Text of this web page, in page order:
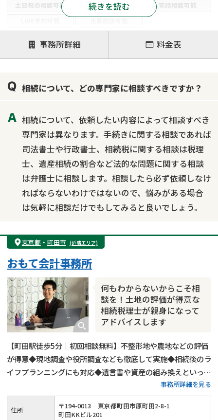
土日祝の相談可能
19時以降電話可能
電話相談可能
注力案件
遺言書作成・遺言執行
相続放棄
相続登記
相続手続き
銀行手続き
家族信託
相続人調査
相続財産調査
不動産評価(相続不動産)
相続トラブル
続きを読む
事務所詳細 料金表
相続について、どの専門家に相談すべきですか？
相続について、依頼したい内容によって相談すべき
専門家は異なります。手続きに関する相談であれば
司法書士や行政書士、相続税に関する相談は税理
士、遺産相続の割合など法的な問題に関する相談
は弁護士に相談します。相談したら必ず依頼しなけ
ればならないわけではないので、悩みがある場合
は気軽に相談だけでもしてみると良いでしょう。
東京都 ・ 町田市 (近隣エリア)
何もわからないからこそ相
談を！土地の評価が得意な
相続税理士が親身になって
アドバイスします
おもて会計事務所
【町田駅徒歩5分｜初回相談無料】不整形地や農地などの評価
が得意◆現地調査や役所調査なども徹底して実施◆相続後のラ
イフプランニングにも対応◆遺言書や資産の組み換えといった
生前対策も可能◆話しやすくて親切な税理士が、お客様の悩み
に寄り添いながら相続税申告をサポートします。
事務所詳細を見る
住所 〒194-0013
東京都町田市原町田2-8-1
町田KKビル201